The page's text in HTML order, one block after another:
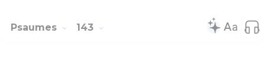
Psaumes 143